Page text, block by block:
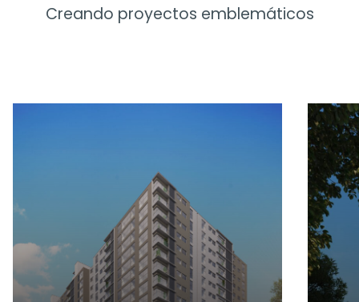
Creando proyectos emblemáticos